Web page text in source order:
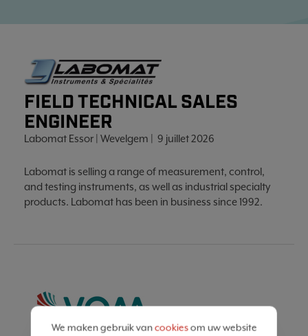
FIELD TECHNICAL SALES
ENGINEER
Labomat Essor | Wevelgem | 9 juillet 2026
Labomat is selling a range of measurement, control,
and testing instruments, as well as industrial specialty
products. Labomat has been in business since 1992.
We maken gebruik vancookiesom uw website